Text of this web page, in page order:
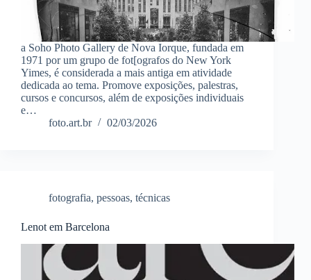
a Soho Photo Gallery de Nova Iorque, fundada em
1971 por um grupo de fot[ografos do New York
Yimes, é considerada a mais antiga em atividade
dedicada ao tema. Promove exposições, palestras,
cursos e concursos, além de exposições individuais
e…
foto.art.br
02/03/2026
fotografia, pessoas, técnicas
Lenot em Barcelona